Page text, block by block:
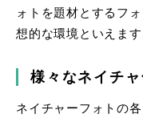
ォトを題材とするフ
想的な環境といえます
様々なネイチ
ネイチャーフォトの